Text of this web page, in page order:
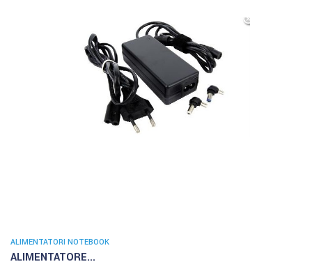
ALIMENTATORI NOTEBOOK
ALIMENTATORE...